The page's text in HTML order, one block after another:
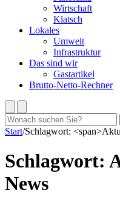
Wirtschaft
Klatsch
Lokales
Umwelt
Infrastruktur
Das sind wir
Gastartikel
Brutto-Netto-Rechner
Suchen
nach:
Start/Schlagwort:
Schlagwort:
News